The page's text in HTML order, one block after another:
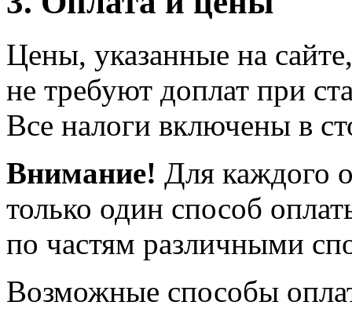
Цены, указанные на
не требуют доплат при
Все налоги включены в
Внимание! Для каждого
только один способ
по частям различными
Возможные способы